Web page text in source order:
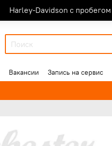
Harley-Davidson с пробегом
Вакансии Запись на сервис